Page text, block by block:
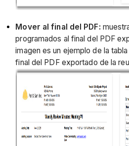
Mover al final del PDF:
programados al final del PDF
imagen es un ejemplo de la
final del PDF exportado de la